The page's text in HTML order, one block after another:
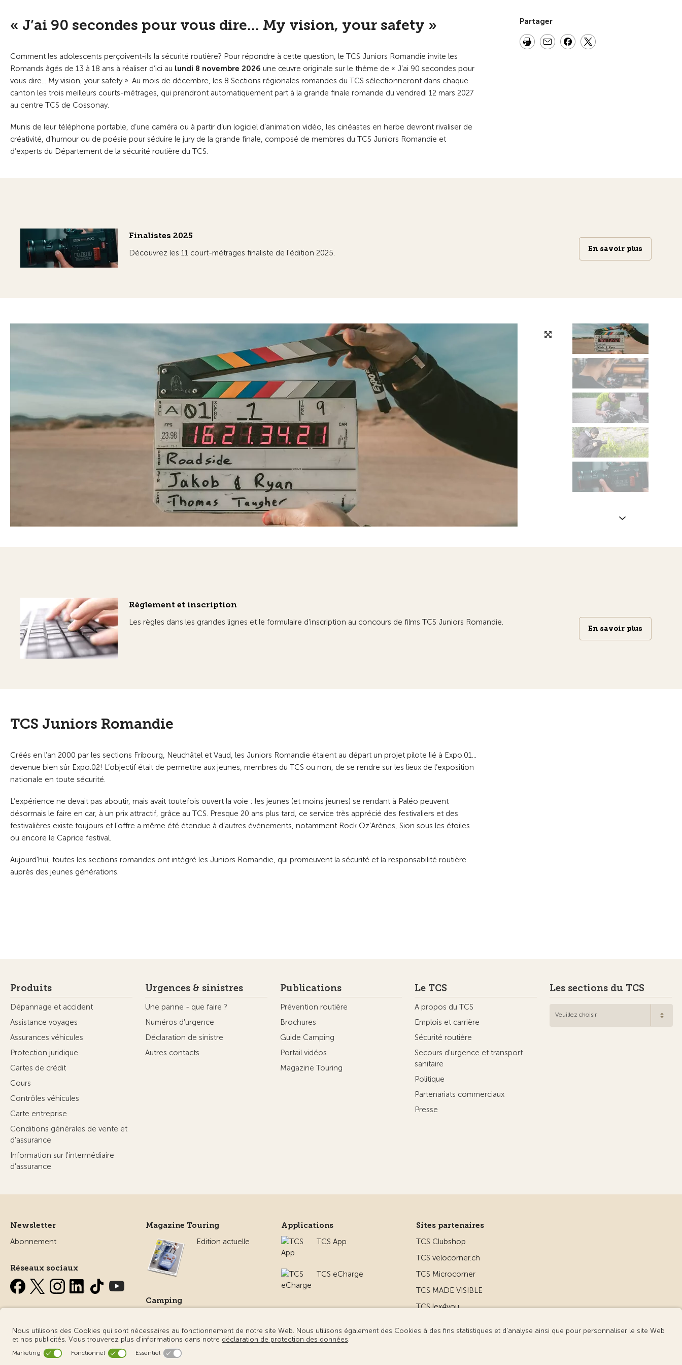
« J’ai 90 secondes pour vous dire... My vision, your safety »
Comment les adolescents perçoivent-ils la sécurité routière? Pour répondre à cette question, le TCS Juniors Romandie invite les
Romands âgés de 13 à 18 ans à réaliser d’ici au lundi 8 novembre 2026 une œuvre originale sur le thème de « J’ai 90 secondes pour
vous dire... My vision, your safety ». Au mois de décembre, les 8 Sections régionales romandes du TCS sélectionneront dans chaque
canton les trois meilleurs courts-métrages, qui prendront automatiquement part à la grande finale romande du vendredi 12 mars 2027
au centre TCS de Cossonay.
Munis de leur téléphone portable, d’une caméra ou à partir d’un logiciel d’animation vidéo, les cinéastes en herbe devront rivaliser de
créativité, d’humour ou de poésie pour séduire le jury de la grande finale, composé de membres du TCS Juniors Romandie et
d’experts du Département de la sécurité routière du TCS.
Partager
Finalistes 2025
Découvrez les 11 court-métrages finaliste de l'édition 2025. En savoir plus
En savoir plus
Règlement et inscription
Les règles dans les grandes lignes et le formulaire d'inscription au concours de films TCS Juniors Romandie.
En savoir plus
En savoir plus
TCS Juniors Romandie
Créés en l’an 2000 par les sections Fribourg, Neuchâtel et Vaud, les Juniors Romandie étaient au départ un projet pilote lié à Expo.01...
devenue bien sûr Expo.02! L’objectif était de permettre aux jeunes, membres du TCS ou non, de se rendre sur les lieux de l’exposition
nationale en toute sécurité.
L’expérience ne devait pas aboutir, mais avait toutefois ouvert la voie : les jeunes (et moins jeunes) se rendant à Paléo peuvent
désormais le faire en car, à un prix attractif, grâce au TCS. Presque 20 ans plus tard, ce service très apprécié des festivaliers et des
festivalières existe toujours et l’offre a même été étendue à d’autres événements, notamment Rock Oz’Arènes, Sion sous les étoiles
ou encore le Caprice festival.
Aujourd’hui, toutes les sections romandes ont intégré les Juniors Romandie, qui promeuvent la sécurité et la responsabilité routière
auprès des jeunes générations.
Produits
Dépannage et accident
Assistance voyages
Assurances véhicules
Protection juridique
Cartes de crédit
Cours
Contrôles véhicules
Carte entreprise
Conditions générales de vente et
d'assurance
Information sur l'intermédiaire
d'assurance
Urgences & sinistres
Une panne - que faire ?
Numéros d'urgence
Déclaration de sinistre
Autres contacts
Publications
Prévention routière
Brochures
Guide Camping
Portail vidéos
Magazine Touring
Le TCS
A propos du TCS
Emplois et carrière
Sécurité routière
Secours d'urgence et transport
sanitaire
Politique
Partenariats commerciaux
Presse
Les sections du TCS
Veuillez choisir
Newsletter
Abonnement
Réseaux sociaux
Magazine Touring
Edition actuelle
Camping
Applications
TCS App
TCS eCharge
Sites partenaires
TCS Clubshop
TCS velocorner.ch
TCS Microcorner
TCS MADE VISIBLE
TCS lex4you